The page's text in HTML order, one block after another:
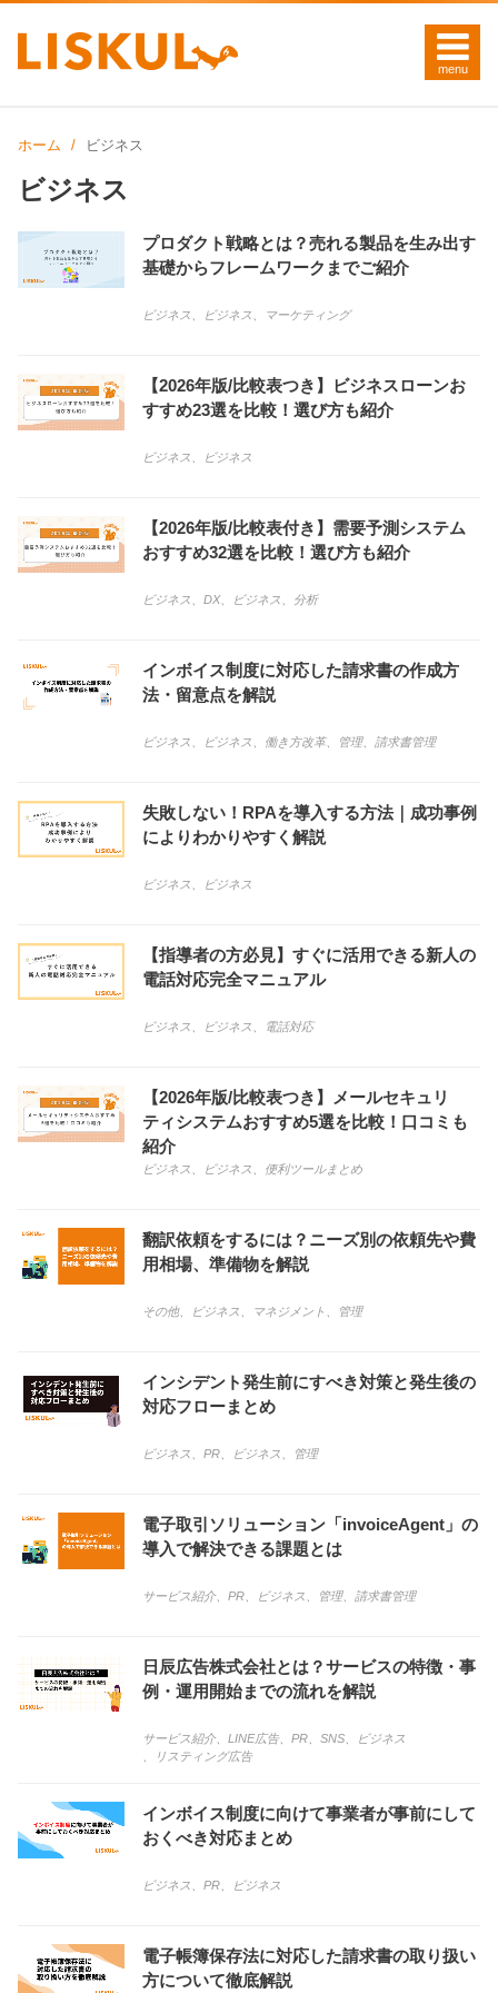
ホーム ビジネス
ビジネス
プロダクト戦略とは？売れる製品を生み出す
基礎からフレームワークまでご紹介
ビジネス ビジネス マーケティング
【2026年版/比較表つき】ビジネスローンお
すすめ23選を比較！選び方も紹介
ビジネス ビジネス
【2026年版/比較表付き】需要予測システム
おすすめ32選を比較！選び方も紹介
ビジネス DX、 ビジネス 分析
インボイス制度に対応した請求書の作成方
法・留意点を解説
ビジネス ビジネス 働き方改革、 管理、 請求書管理
失敗しない！RPAを導入する方法｜成功事例
によりわかりやすく解説
ビジネス ビジネス
【指導者の方必見】すぐに活用できる新人の
電話対応完全マニュアル
ビジネス ビジネス 電話対応
【2026年版/比較表つき】メールセキュリ
ティシステムおすすめ5選を比較！口コミも
紹介
ビジネス ビジネス 便利ツールまとめ
翻訳依頼をするには？ニーズ別の依頼先や費
用相場、準備物を解説
その他、 ビジネス マネジメント 管理
インシデント発生前にすべき対策と発生後の
対応フローまとめ
ビジネス PR ビジネス 管理
電子取引ソリューション「invoiceAgent」の
導入で解決できる課題とは
サービス紹介、 PR ビジネス 管理、 請求書管理
日辰広告株式会社とは？サービスの特徴・事
例・運用開始までの流れを解説
サービス紹介、 LINE広告、 PR SNS
ビジネス
リスティング広告
インボイス制度に向けて事業者が事前にして
おくべき対応まとめ
ビジネス PR ビジネス
電子帳簿保存法に対応した請求書の取り扱い
方について徹底解説